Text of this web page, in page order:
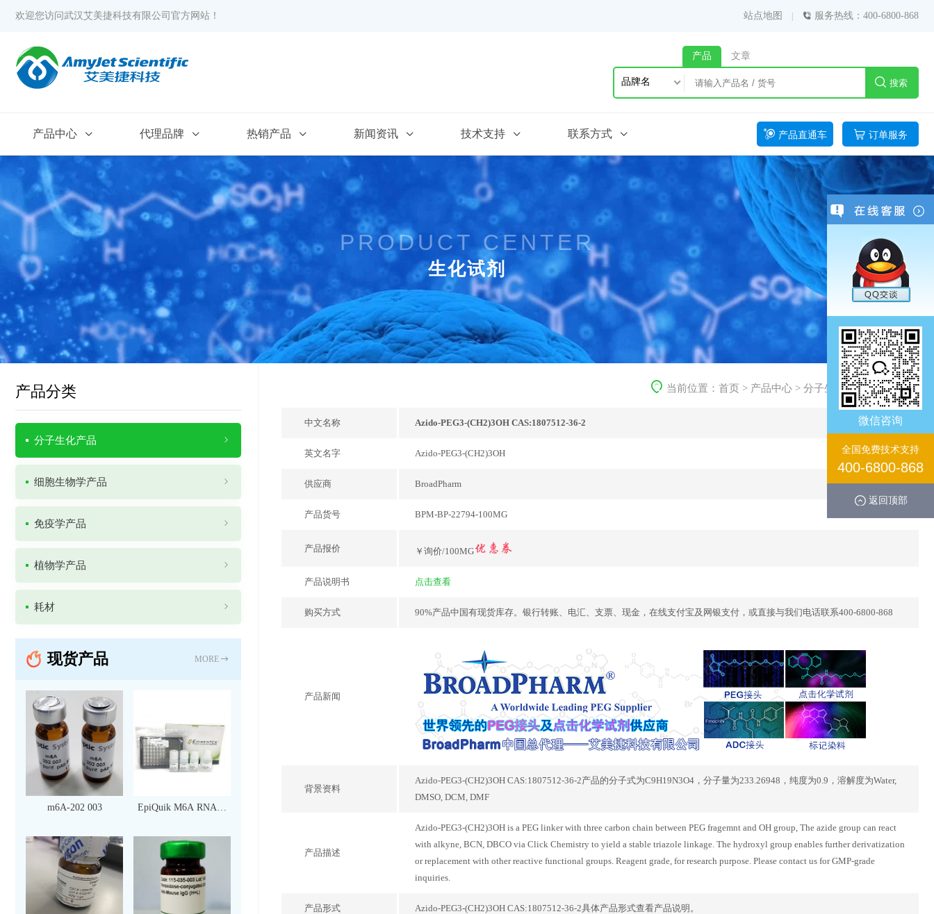
欢迎您访问武汉艾美捷科技有限公司官方网站！ 站点地图 服务热线：400-6800-868
产品 文章
品牌名 搜索
产品中心 代理品牌 热销产品 新闻资讯 技术支持 联系方式 产品直通车 订单服务
PRODUCT CENTER
生化试剂
当前位置： 首页 > 产品中心 > 分子生化产品>生化试剂
中文名称 Azido-PEG3-(CH2)3OH CAS:1807512-36-2
英文名字 Azido-PEG3-(CH2)3OH
供应商 BroadPharm
产品货号 BPM-BP-22794-100MG
产品报价 ￥询价/100MG
产品说明书 点击查看
购买方式 90%产品中国有现货库存。银行转账、电汇、支票、现金，在线支付宝及网银支付，或直接与我们电话联系400-6800-868
产品新闻
背景资料
Azido-PEG3-(CH2)3OH CAS:1807512-36-2产品的分子式为C9H19N3O4，分子量为233.26948，纯度为0.9，溶解度为Water,
DMSO, DCM, DMF
产品描述
Azido-PEG3-(CH2)3OH is a PEG linker with three carbon chain between PEG fragemnt and OH group, The azide group can react
with alkyne, BCN, DBCO via Click Chemistry to yield a stable triazole linkage. The hydroxyl group enables further derivatization
or replacement with other reactive functional groups. Reagent grade, for research purpose. Please contact us for GMP-grade
inquiries.
产品形式 Azido-PEG3-(CH2)3OH CAS:1807512-36-2具体产品形式查看产品说明。
产品分类
分子生化产品
细胞生物学产品
免疫学产品
植物学产品
耗材
现货产品 MORE
m6A-202 003
EpiQuik M6A RNA甲
（比色法）（96 次）
微信咨询
全国免费技术支持
400-6800-868
返回顶部